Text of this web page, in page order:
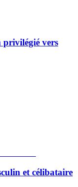
vers
et célibataire